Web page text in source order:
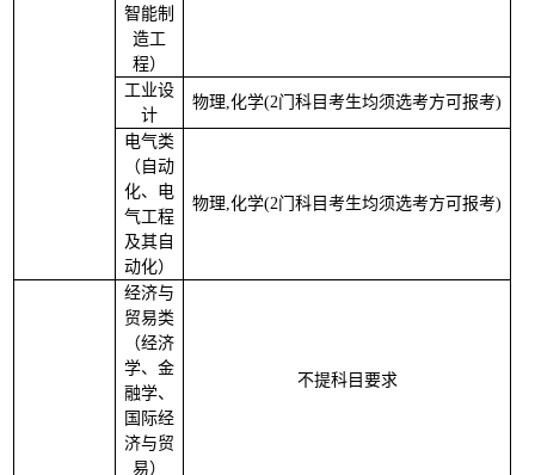
智能制
造工
程）
工业设
计
物理,化学(2门科目考生均须选考方可报考)
电气类
（自动
化、电
气工程
及其自
动化）
物理,化学(2门科目考生均须选考方可报考)
经济与
贸易类
（经济
学、金
融学、
国际经
济与贸
易）
不提科目要求